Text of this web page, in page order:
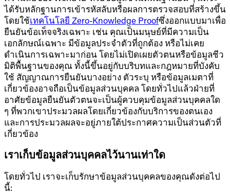
ได้รับหลักฐานการเข้ารหัสลับหรือผลการตรวจสอบที่สร้างขึ้น
โดยใช้เทคโนโลยี Zero-Knowledge Proofซึ่งออกแบบมาเพื่อ
ยืนยันข้อเท็จจริงเฉพาะ เช่น คุณเป็นมนุษย์ที่มีความเป็น
เอกลักษณ์เฉพาะ มีข้อมูลประจำตัวที่ถูกต้อง หรือไม่เคย
ดำเนินการเฉพาะมาก่อน โดยไม่เปิดเผยตัวตนหรือข้อมูลชีว
มิติพื้นฐานของคุณ ทั้งนี้ขึ้นอยู่กับบริบทและกฎหมายที่บังคับ
ใช้ สัญญาณการยืนยันบางอย่าง ตัวระบุ หรือข้อมูลเมตาที่
เกี่ยวข้องอาจถือเป็นข้อมูลส่วนบุคคล โดยทั่วไปแล้วฝ่ายที่
อาศัยข้อมูลยืนยันตัวตนจะเป็นผู้ควบคุมข้อมูลส่วนบุคคลใด
ๆ ที่พวกเขาประมวลผลโดยเกี่ยวข้องกับบริการของตนเอง
และการประมวลผลจะอยู่ภายใต้ประกาศความเป็นส่วนตัวที่
เกี่ยวข้อง
เราเก็บข้อมูลส่วนบุคคลไว้นานเท่าใด
โดยทั่วไป เราจะเก็บรักษาข้อมูลส่วนบุคคลของคุณดังต่อไป
นี้: